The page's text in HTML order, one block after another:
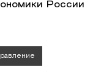
России